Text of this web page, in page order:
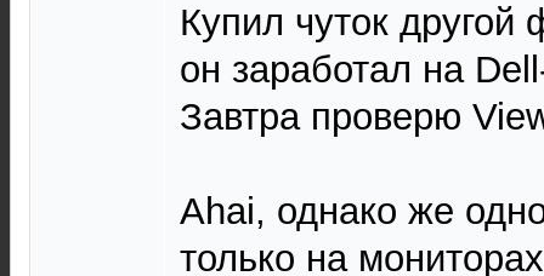
Купил чуток
он заработал на
Завтра проверю
Ahai, однако же
только на